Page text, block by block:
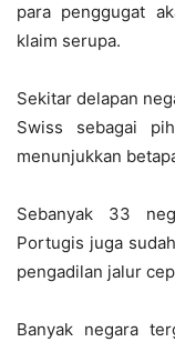
para penggugat
klaim serupa.
Sekitar delapan
Swiss sebagai
menunjukkan
Sebanyak 33
Portugis juga
pengadilan jalur
Banyak negara